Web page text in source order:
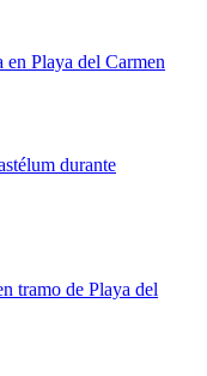
Playa del Carmen
durante
tramo de Playa del